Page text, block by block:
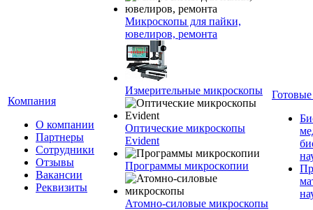
Компания
О компании
Партнеры
Сотрудники
Отзывы
Вакансии
Реквизиты
Микроскопы для пайки,
ювелиров, ремонта
Измерительные микроскопы
Оптические микроскопы
Evident
Программы микроскопии
Атомно-силовые микроскопы